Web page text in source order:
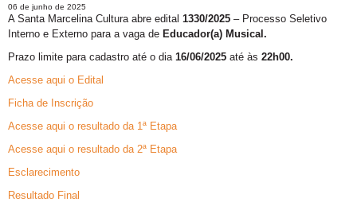
06 de junho de 2025
A Santa Marcelina Cultura abre edital 1330/2025 – Processo Seletivo
Interno e Externo para a vaga de Educador(a) Musical.
Prazo limite para cadastro até o dia16/06/2025 até às 22h00.
Acesse aqui o Edital
Ficha de Inscrição
Acesse aqui o resultado da 1ª Etapa
Acesse aqui o resultado da 2ª Etapa
Esclarecimento
Resultado Final